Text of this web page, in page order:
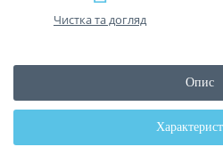
Чистка та догляд
Опис